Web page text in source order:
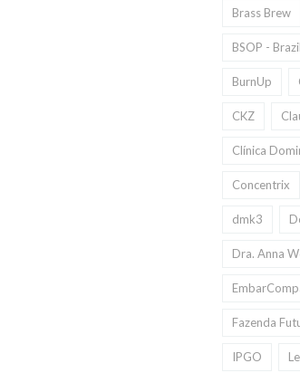
Brass Brew
BSOP -
BurnUp
CKZ
Clínica
Concentrix
dmk3
Dra. Anna
Fazenda
IPGO